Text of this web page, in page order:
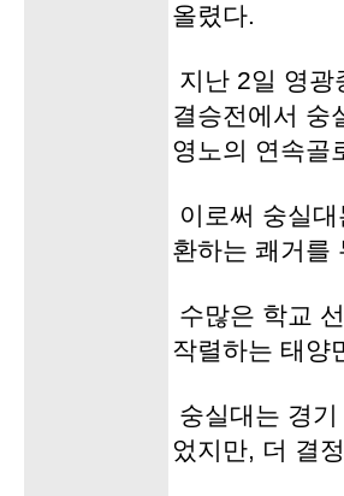
올렸다.
지난 2일 영광
결승전에서 숭
영노의 연속골
이로써 숭실
환하는 쾌거를
수많은 학교
작렬하는 태양
숭실대는 경
었지만, 더 결